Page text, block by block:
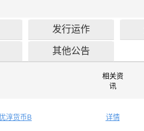
发行运作
其他公告
相关资
讯
淳货币B 详情